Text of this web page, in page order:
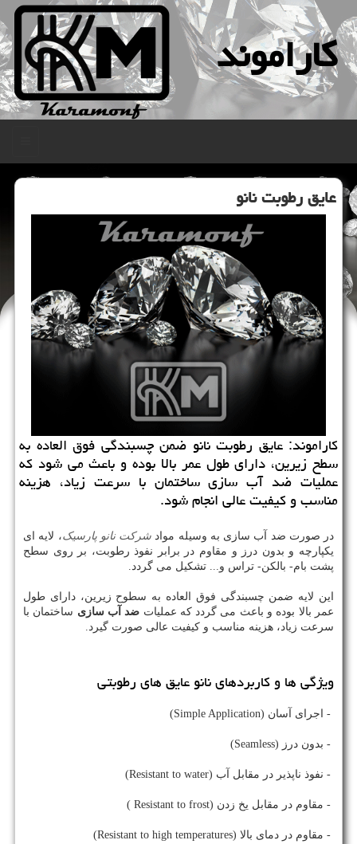
كاراموند
عایق رطوبت نانو
كاراموند: عایق رطوبت نانو ضمن چسبندگی فوق العاده به
سطح زیرین، دارای طول عمر بالا بوده و باعث می شود كه
عملیات ضد آب سازی ساختمان با سرعت زیاد، هزینه
مناسب و كیفیت عالی انجام شود.
در صورت ضد آب سازی به وسیله مواد شرکت نانو پارسیک، لایه ای
یکپارچه و بدون درز و مقاوم در برابر نفوذ رطوبت، بر روی سطح
پشت بام- بالکن- تراس و... تشکیل می گردد.
این لایه ضمن چسبندگی فوق العاده به سطوح زیرین، دارای طول
عمر بالا بوده و باعث می گردد که عملیات ضد آب سازی ساختمان با
سرعت زیاد، هزینه مناسب و کیفیت عالی صورت گیرد.
ویژگی ها و کاربردهای نانو عایق های رطوبتی
- اجرای آسان (Simple Application)
- بدون درز (Seamless)
- نفوذ ناپذیر در مقابل آب (Resistant to water)
- مقاوم در مقابل یخ زدن (Resistant to frost )
- مقاوم در دمای بالا (Resistant to high temperatures)